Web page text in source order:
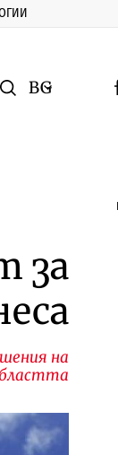
Смяна на
за
на